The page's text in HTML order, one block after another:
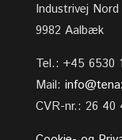
Industrivej Nord
9982 Aalbæk
Tel.: +45 6530
Mail:
CVR-nr.: 26 40